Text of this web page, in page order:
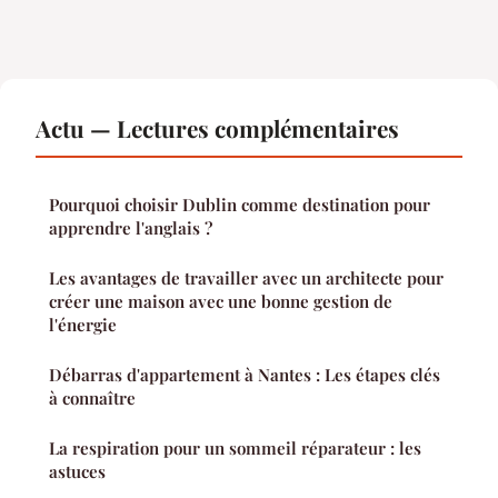
Actu — Lectures complémentaires
Pourquoi choisir Dublin comme destination pour
apprendre l'anglais ?
Les avantages de travailler avec un architecte pour
créer une maison avec une bonne gestion de
l'énergie
Débarras d'appartement à Nantes : Les étapes clés
à connaître
La respiration pour un sommeil réparateur : les
astuces